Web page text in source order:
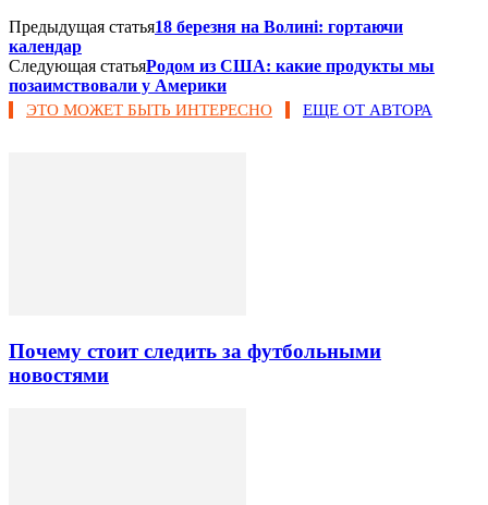
Предыдущая статья18 березня на Волині: гортаючи
календар
Следующая статьяРодом из США: какие продукты мы
позаимствовали у Америки
ЭТО МОЖЕТ БЫТЬ ИНТЕРЕСНО ЕЩЕ ОТ АВТОРА
Почему стоит следить за футбольными
новостями